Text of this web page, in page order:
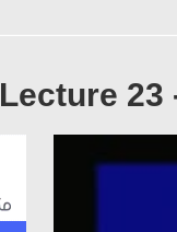
Lecture